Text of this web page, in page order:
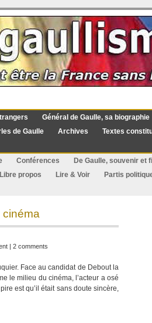
Général de Gaulle, sa biographie
de Gaulle Archives Textes
Conférences De Gaulle, souvenir et
Libre propos Lire & Voir Partis
cinéma
| 2 comments
Face au candidat de Debout la
le milieu du cinéma, l’acteur a osé
est qu’il était sans doute sincère,